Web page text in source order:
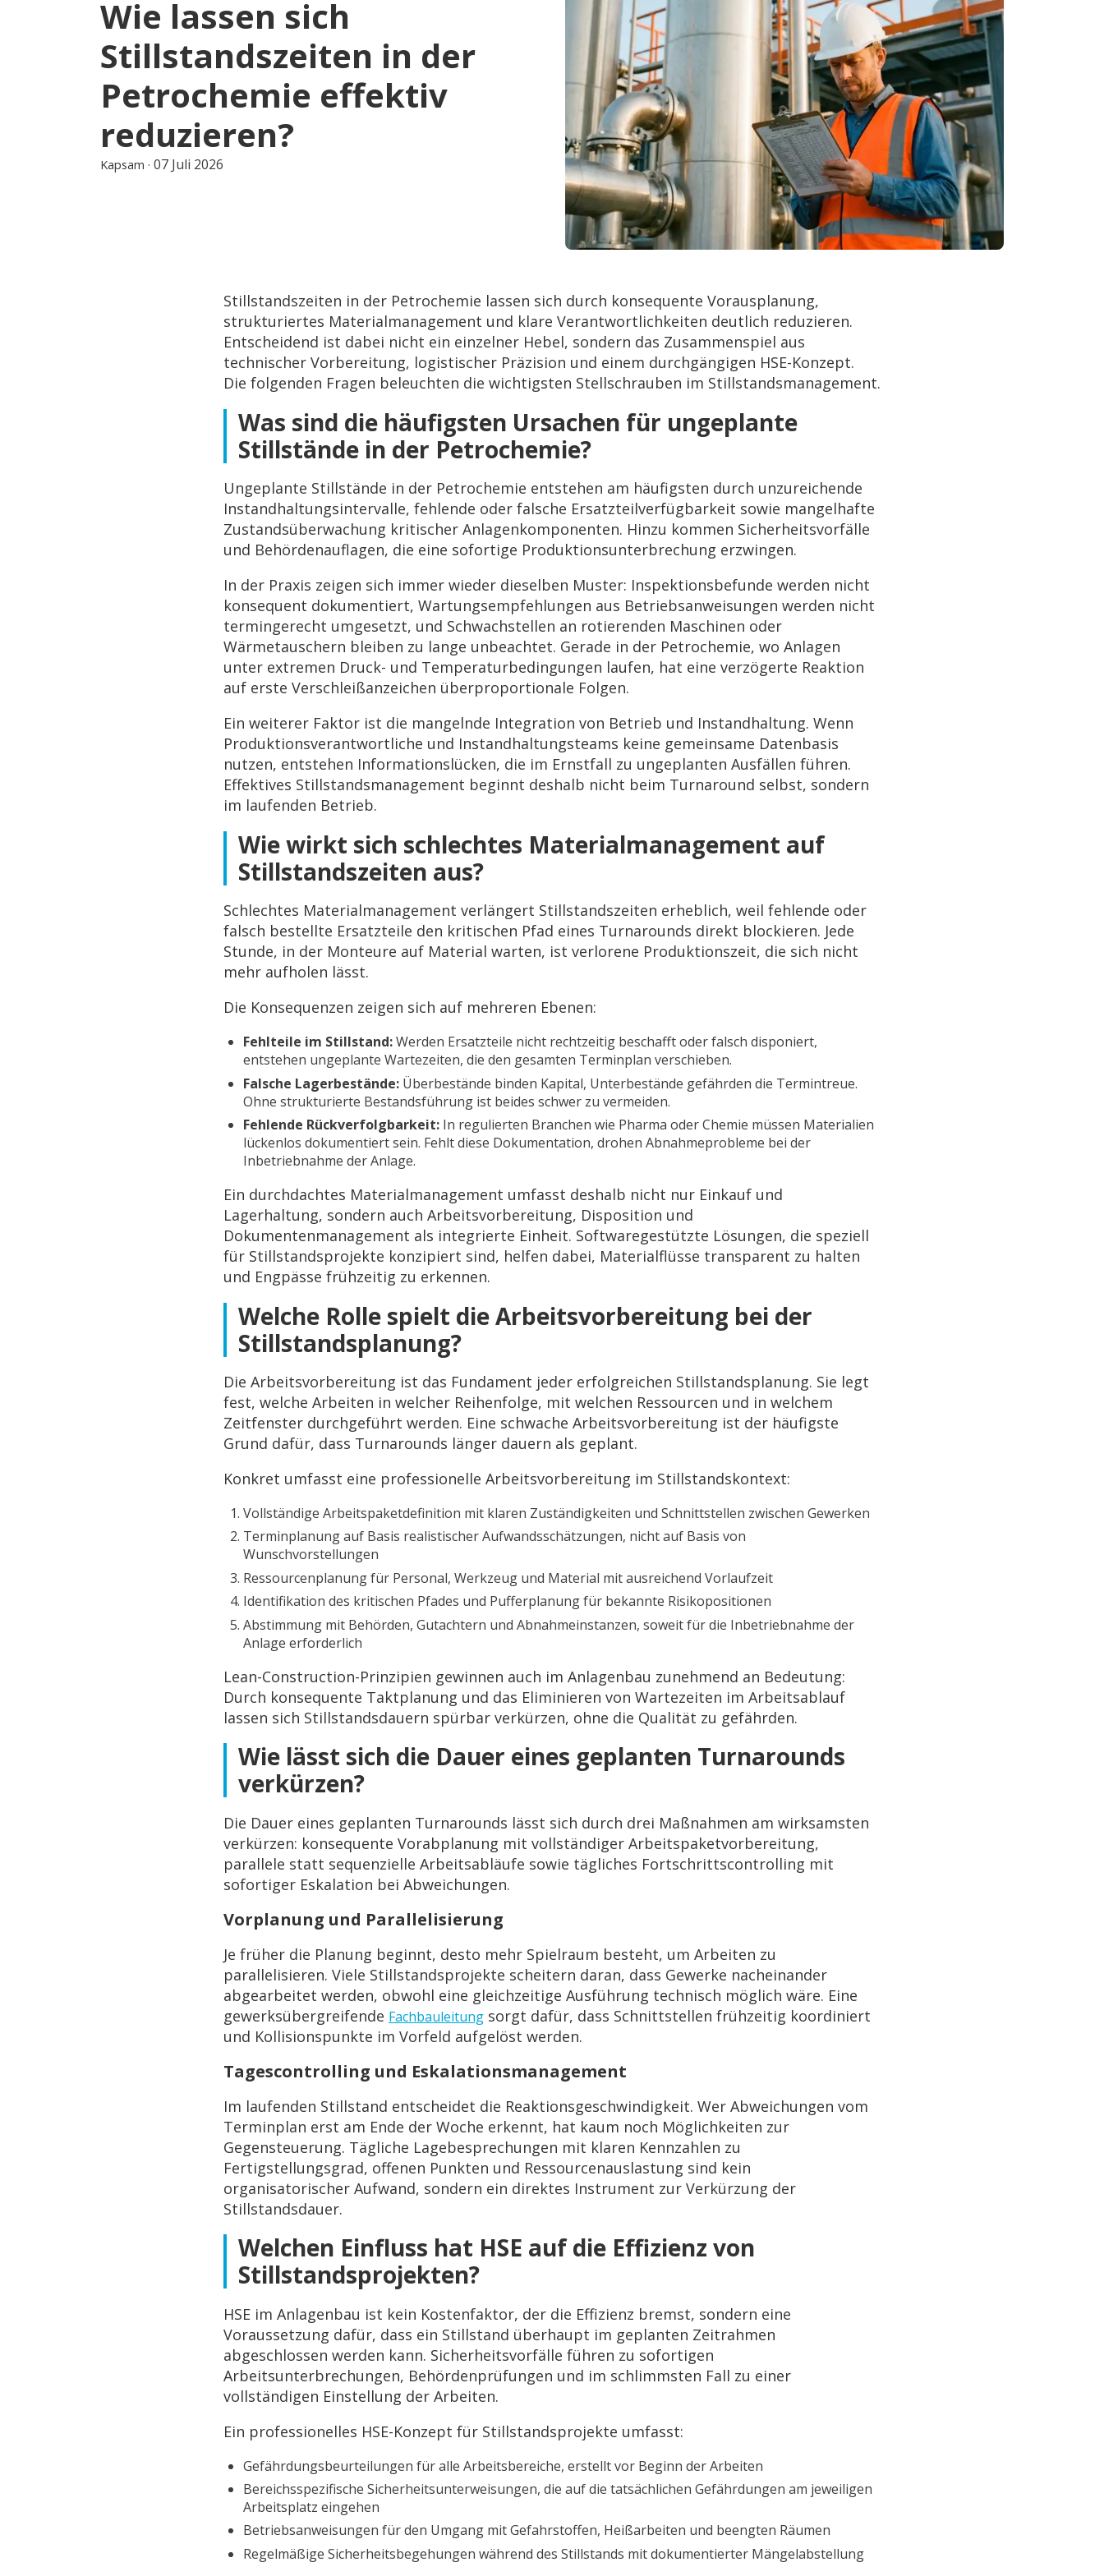
Wie lassen sich
Stillstandszeiten in der
Petrochemie effektiv
reduzieren?
Kapsam · 07 Juli 2026
Stillstandszeiten in der Petrochemie lassen sich durch konsequente Vorausplanung,
strukturiertes Materialmanagement und klare Verantwortlichkeiten deutlich reduzieren.
Entscheidend ist dabei nicht ein einzelner Hebel, sondern das Zusammenspiel aus
technischer Vorbereitung, logistischer Präzision und einem durchgängigen HSE-Konzept.
Die folgenden Fragen beleuchten die wichtigsten Stellschrauben im Stillstandsmanagement.
Was sind die häufigsten Ursachen für ungeplante
Stillstände in der Petrochemie?
Ungeplante Stillstände in der Petrochemie entstehen am häufigsten durch unzureichende
Instandhaltungsintervalle, fehlende oder falsche Ersatzteilverfügbarkeit sowie mangelhafte
Zustandsüberwachung kritischer Anlagenkomponenten. Hinzu kommen Sicherheitsvorfälle
und Behördenauflagen, die eine sofortige Produktionsunterbrechung erzwingen.
In der Praxis zeigen sich immer wieder dieselben Muster: Inspektionsbefunde werden nicht
konsequent dokumentiert, Wartungsempfehlungen aus Betriebsanweisungen werden nicht
termingerecht umgesetzt, und Schwachstellen an rotierenden Maschinen oder
Wärmetauschern bleiben zu lange unbeachtet. Gerade in der Petrochemie, wo Anlagen
unter extremen Druck- und Temperaturbedingungen laufen, hat eine verzögerte Reaktion
auf erste Verschleißanzeichen überproportionale Folgen.
Ein weiterer Faktor ist die mangelnde Integration von Betrieb und Instandhaltung. Wenn
Produktionsverantwortliche und Instandhaltungsteams keine gemeinsame Datenbasis
nutzen, entstehen Informationslücken, die im Ernstfall zu ungeplanten Ausfällen führen.
Effektives Stillstandsmanagement beginnt deshalb nicht beim Turnaround selbst, sondern
im laufenden Betrieb.
Wie wirkt sich schlechtes Materialmanagement auf
Stillstandszeiten aus?
Schlechtes Materialmanagement verlängert Stillstandszeiten erheblich, weil fehlende oder
falsch bestellte Ersatzteile den kritischen Pfad eines Turnarounds direkt blockieren. Jede
Stunde, in der Monteure auf Material warten, ist verlorene Produktionszeit, die sich nicht
mehr aufholen lässt.
Die Konsequenzen zeigen sich auf mehreren Ebenen:
Fehlteile im Stillstand:Werden Ersatzteile nicht rechtzeitig beschafft oder falsch disponiert,
entstehen ungeplante Wartezeiten, die den gesamten Terminplan verschieben.
Falsche Lagerbestände: Überbestände binden Kapital, Unterbestände gefährden die Termintreue.
Ohne strukturierte Bestandsführung ist beides schwer zu vermeiden.
Fehlende Rückverfolgbarkeit: In regulierten Branchen wie Pharma oder Chemie müssen Materialien
lückenlos dokumentiert sein. Fehlt diese Dokumentation, drohen Abnahmeprobleme bei der
Inbetriebnahme der Anlage.
Ein durchdachtes Materialmanagement umfasst deshalb nicht nur Einkauf und
Lagerhaltung, sondern auch Arbeitsvorbereitung, Disposition und
Dokumentenmanagement als integrierte Einheit. Softwaregestützte Lösungen, die speziell
für Stillstandsprojekte konzipiert sind, helfen dabei, Materialflüsse transparent zu halten
und Engpässe frühzeitig zu erkennen.
Welche Rolle spielt die Arbeitsvorbereitung bei der
Stillstandsplanung?
Die Arbeitsvorbereitung ist das Fundament jeder erfolgreichen Stillstandsplanung. Sie legt
fest, welche Arbeiten in welcher Reihenfolge, mit welchen Ressourcen und in welchem
Zeitfenster durchgeführt werden. Eine schwache Arbeitsvorbereitung ist der häufigste
Grund dafür, dass Turnarounds länger dauern als geplant.
Konkret umfasst eine professionelle Arbeitsvorbereitung im Stillstandskontext:
Vollständige Arbeitspaketdefinition mit klaren Zuständigkeiten und Schnittstellen zwischen Gewerken
Terminplanung auf Basis realistischer Aufwandsschätzungen, nicht auf Basis von
Wunschvorstellungen
Ressourcenplanung für Personal, Werkzeug und Material mit ausreichend Vorlaufzeit
Identifikation des kritischen Pfades und Pufferplanung für bekannte Risikopositionen
Abstimmung mit Behörden, Gutachtern und Abnahmeinstanzen, soweit für die Inbetriebnahme der
Anlage erforderlich
Lean-Construction-Prinzipien gewinnen auch im Anlagenbau zunehmend an Bedeutung:
Durch konsequente Taktplanung und das Eliminieren von Wartezeiten im Arbeitsablauf
lassen sich Stillstandsdauern spürbar verkürzen, ohne die Qualität zu gefährden.
Wie lässt sich die Dauer eines geplanten Turnarounds
verkürzen?
Die Dauer eines geplanten Turnarounds lässt sich durch drei Maßnahmen am wirksamsten
verkürzen: konsequente Vorabplanung mit vollständiger Arbeitspaketvorbereitung,
parallele statt sequenzielle Arbeitsabläufe sowie tägliches Fortschrittscontrolling mit
sofortiger Eskalation bei Abweichungen.
Vorplanung und Parallelisierung
Je früher die Planung beginnt, desto mehr Spielraum besteht, um Arbeiten zu
parallelisieren. Viele Stillstandsprojekte scheitern daran, dass Gewerke nacheinander
abgearbeitet werden, obwohl eine gleichzeitige Ausführung technisch möglich wäre. Eine
gewerksübergreifende Fachbauleitung sorgt dafür, dass Schnittstellen frühzeitig koordiniert
und Kollisionspunkte im Vorfeld aufgelöst werden.
Tagescontrolling und Eskalationsmanagement
Im laufenden Stillstand entscheidet die Reaktionsgeschwindigkeit. Wer Abweichungen vom
Terminplan erst am Ende der Woche erkennt, hat kaum noch Möglichkeiten zur
Gegensteuerung. Tägliche Lagebesprechungen mit klaren Kennzahlen zu
Fertigstellungsgrad, offenen Punkten und Ressourcenauslastung sind kein
organisatorischer Aufwand, sondern ein direktes Instrument zur Verkürzung der
Stillstandsdauer.
Welchen Einfluss hat HSE auf die Effizienz von
Stillstandsprojekten?
HSE im Anlagenbau ist kein Kostenfaktor, der die Effizienz bremst, sondern eine
Voraussetzung dafür, dass ein Stillstand überhaupt im geplanten Zeitrahmen
abgeschlossen werden kann. Sicherheitsvorfälle führen zu sofortigen
Arbeitsunterbrechungen, Behördenprüfungen und im schlimmsten Fall zu einer
vollständigen Einstellung der Arbeiten.
Ein professionelles HSE-Konzept für Stillstandsprojekte umfasst:
Gefährdungsbeurteilungen für alle Arbeitsbereiche, erstellt vor Beginn der Arbeiten
Bereichsspezifische Sicherheitsunterweisungen, die auf die tatsächlichen Gefährdungen am jeweiligen
Arbeitsplatz eingehen
Betriebsanweisungen für den Umgang mit Gefahrstoffen, Heißarbeiten und beengten Räumen
Regelmäßige Sicherheitsbegehungen während des Stillstands mit dokumentierter Mängelabstellung